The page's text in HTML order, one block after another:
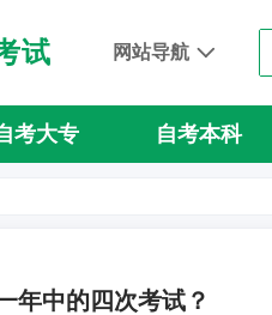
试 网站导航
考大专 自考本科
年中的四次考试？